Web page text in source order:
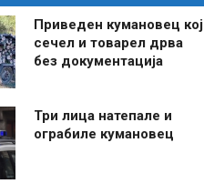
Приведен кумановец кој
сечел и товарел дрва
без документација
Три лица натепале и
ограбиле кумановец